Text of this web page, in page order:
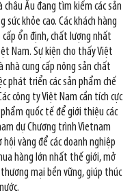
Âu đang tìm kiếm các sản
khỏe cao. Các khách hàng
ổn định, chất lượng nhất
Nam. Sự kiện cho thấy Việt
nhà cung cấp nông sản chất
phát triển các sản phẩm chế
công ty Việt Nam cần tích cực
quốc tế để giới thiệu các
dự Chương trình Vietnam
vàng để các doanh nghiệp
hàng lớn nhất thế giới, mở
mại bền vững, giúp thúc